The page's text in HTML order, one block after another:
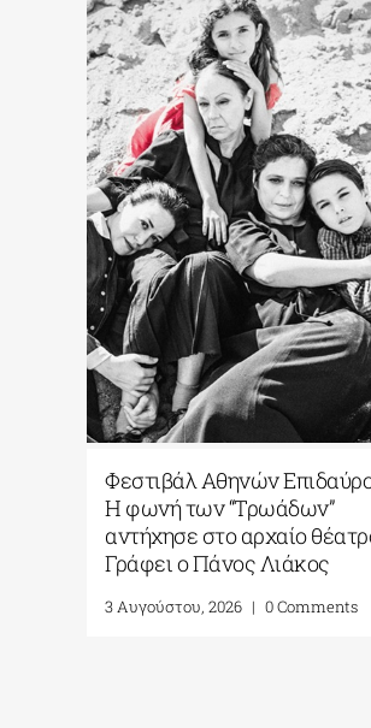
Φεστιβάλ Αθηνών
Η φωνή των “Τρωάδων”
αντήχησε στο αρχαίο
Γράφει ο Πάνος Λιάκος
3 Αυγούστου, 2026 | 0 Comments